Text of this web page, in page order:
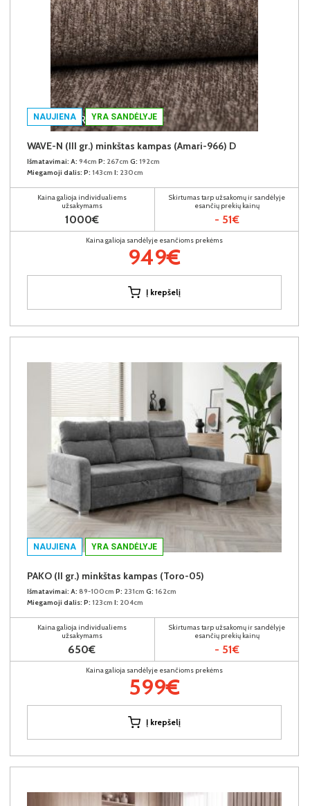
NAUJIENA YRA SANDĖLYJE
WAVE-N (III gr.) minkštas kampas (Amari-966) D
Išmatavimai: A: 94cm P: 267cm G: 192cm
Miegamoji dalis: P: 143cm I: 230cm
Kaina galioja individualiems
užsakymams
1000€
Skirtumas tarp užsakomų ir sandėlyje
esančių prekių kainų
- 51€
Kaina galioja sandėlyje esančioms prekėms
949€
Į krepšelį
NAUJIENA YRA SANDĖLYJE
PAKO (II gr.) minkštas kampas (Toro-05)
Išmatavimai: A: 89-100cm P: 231cm G: 162cm
Miegamoji dalis: P: 123cm I: 204cm
Kaina galioja individualiems
užsakymams
650€
Skirtumas tarp užsakomų ir sandėlyje
esančių prekių kainų
- 51€
Kaina galioja sandėlyje esančioms prekėms
599€
Į krepšelį